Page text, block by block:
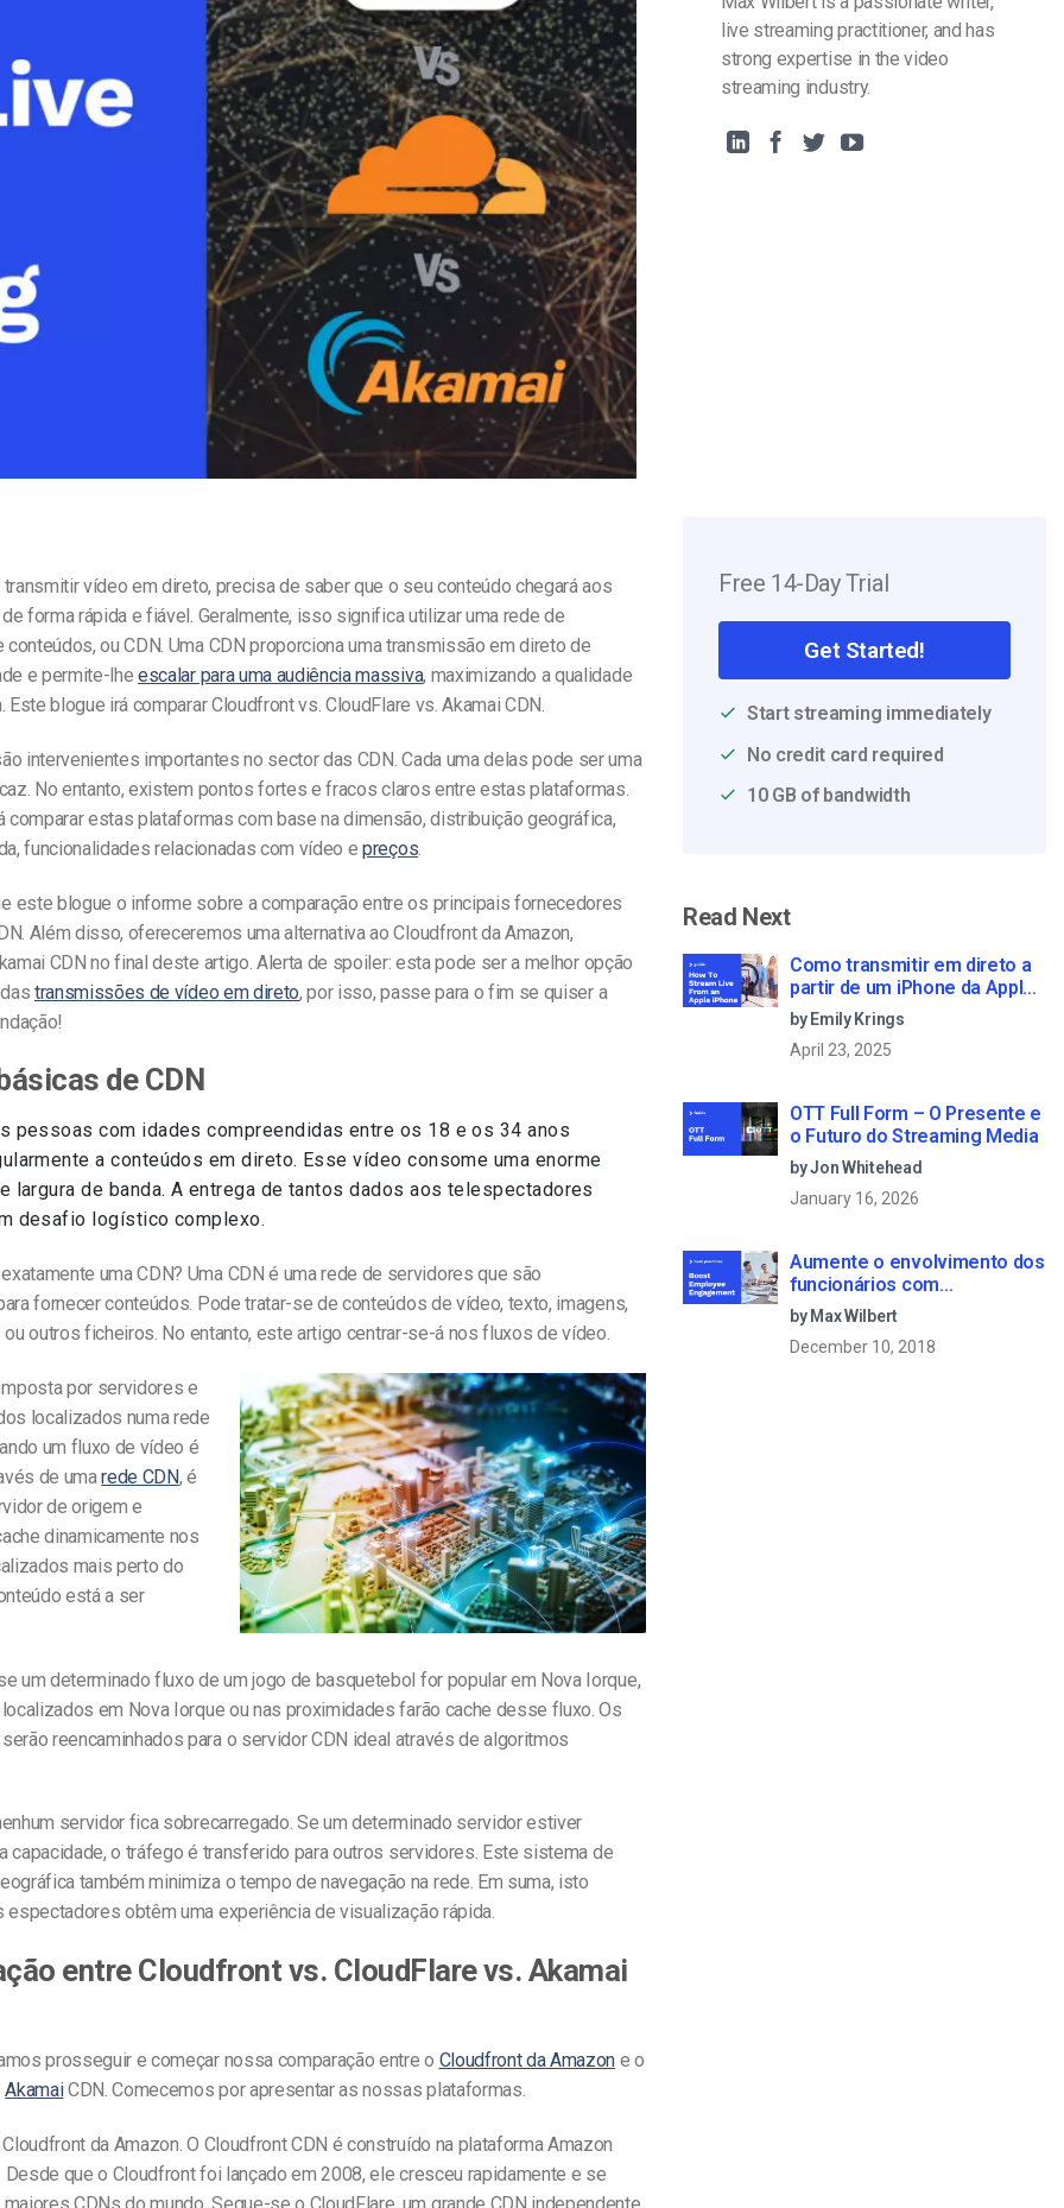
Análise de Vídeo
Monetização de Vídeo
Marketing em Vídeo
live streaming practitioner, and has
strong expertise in the video
streaming industry.
transmitir vídeo em direto, precisa de saber que o seu conteúdo chegará aos
forma rápida e fiável. Geralmente, isso significa utilizar uma rede de
ou CDN. Uma CDN proporciona uma transmissão em direto de
e permite-lheescalar para uma audiência massiva, maximizando a qualidade
Este blogue irá comparar Cloudfront vs. CloudFlare vs. Akamai CDN.
intervenientes importantes no sector das CDN. Cada uma delas pode ser uma
No entanto, existem pontos fortes e fracos claros entre estas plataformas.
comparar estas plataformas com base na dimensão, distribuição geográfica,
funcionalidades relacionadas com vídeo epreços
este blogue o informe sobre a comparação entre os principais fornecedores
Além disso, ofereceremos uma alternativa ao Cloudfront da Amazon,
CDN no final deste artigo. Alerta de spoiler: esta pode ser a melhor opção
transmissões de vídeo em direto, por isso, passe para o fim se quiser a
de CDN
pessoas com idades compreendidas entre os 18 e os 34 anos
a conteúdos em direto. Esse vídeo consome uma enorme
largura de banda. A entrega de tantos dados aos telespectadores
desafio logístico complexo.
uma CDN? Uma CDN é uma rede de servidores que são
fornecer conteúdos. Pode tratar-se de conteúdos de vídeo, texto, imagens,
outros ficheiros. No entanto, este artigo centrar-se-á nos fluxos de vídeo.
por servidores e
localizados numa rede
um fluxo de vídeo é
de umarede CDN, é
de origem e
dinamicamente nos
mais perto do
está a ser
um determinado fluxo de um jogo de basquetebol for popular em Nova Iorque,
em Nova Iorque ou nas proximidades farão cache desse fluxo. Os
reencaminhados para o servidor CDN ideal através de algoritmos
servidor fica sobrecarregado. Se um determinado servidor estiver
capacidade, o tráfego é transferido para outros servidores. Este sistema de
também minimiza o tempo de navegação na rede. Em suma, isto
espectadores obtêm uma experiência de visualização rápida.
entre Cloudfront vs. CloudFlare vs. Akamai
prosseguir e começar nossa comparação entre o Cloudfront da Amazon e o
AkamaiCDN. Comecemos por apresentar as nossas plataformas.
da Amazon. O Cloudfront CDN é construído na plataforma Amazon
que o Cloudfront foi lançado em 2008, ele cresceu rapidamente e se
Free 14-Day Trial
Get Started!
Start streaming immediately
No credit card required
10 GB of bandwidth
Read Next
Como transmitir em direto a
partir de um iPhone da Apple
em 6 passos simples
by Emily Krings
April 23, 2025
OTT Full Form – O Presente e
o Futuro do Streaming Media
by Jon Whitehead
January 16, 2026
Aumente o envolvimento dos
funcionários com
comunicações empresariais
em direto
by Max Wilbert
December 10, 2018